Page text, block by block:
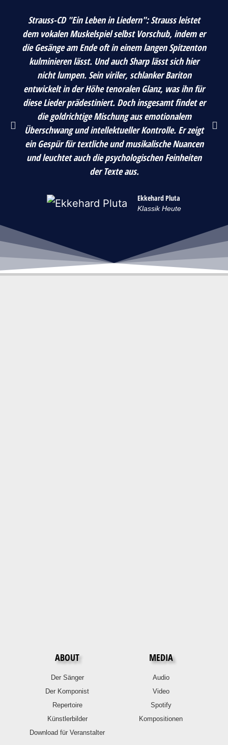
Strauss-CD "Ein Leben in Liedern": Strauss leistet
dem vokalen Muskelspiel selbst Vorschub, indem er
die Gesänge am Ende oft in einem langen Spitzenton
kulminieren lässt. Und auch Sharp lässt sich hier
nicht lumpen. Sein viriler, schlanker Bariton
entwickelt in der Höhe tenoralen Glanz, was ihn für
diese Lieder prädestiniert. Doch insgesamt findet er
die goldrichtige Mischung aus emotionalem
Überschwang und intellektueller Kontrolle. Er zeigt
ein Gespür für textliche und musikalische Nuancen
und leuchtet auch die psychologischen Feinheiten
der Texte aus.
Ekkehard Pluta
Klassik Heute
ABOUT
Der Sänger
Der Komponist
Repertoire
Künstlerbilder
Download für Veranstalter
MEDIA
Audio
Video
Spotify
Kompositionen